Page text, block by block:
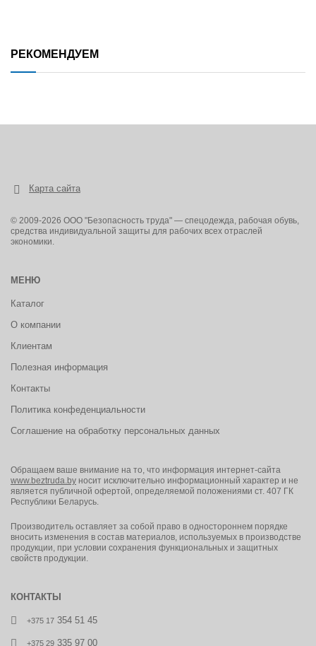
РЕКОМЕНДУЕМ
Карта сайта
© 2009-2026 ООО "Безопасность труда" — спецодежда, рабочая обувь,
средства индивидуальной защиты для рабочих всех отраслей
экономики.
МЕНЮ
Каталог
О компании
Клиентам
Полезная информация
Контакты
Политика конфеденциальности
Соглашение на обработку персональных данных
Обращаем ваше внимание на то, что информация интернет-сайта
www.beztruda.by носит исключительно информационный характер и не
является публичной офертой, определяемой положениями ст. 407 ГК
Республики Беларусь.
Производитель оставляет за собой право в одностороннем порядке
вносить изменения в состав материалов, используемых в производстве
продукции, при условии сохранения функциональных и защитных
свойств продукции.
КОНТАКТЫ
+375 17 354 51 45
+375 29 335 97 00